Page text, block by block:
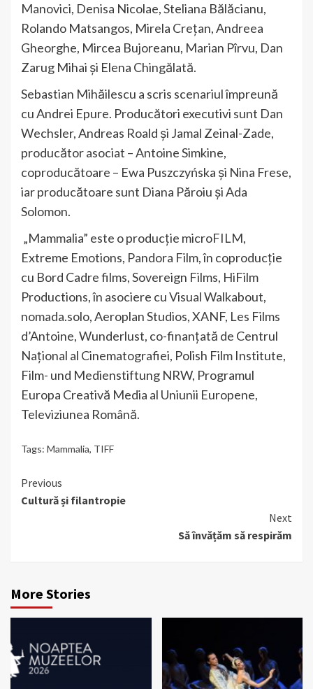
Manovici, Denisa Nicolae, Steliana Bălăcianu,
Rolando Matsangos, Mirela Crețan, Andreea
Gheorghe, Mircea Bujoreanu, Marian Pîrvu, Dan
Zarug Mihai și Elena Chingălată.
Sebastian Mihăilescu a scris scenariul împreună
cu Andrei Epure. Producători executivi sunt Dan
Wechsler, Andreas Roald și Jamal Zeinal-Zade,
producător asociat – Antoine Simkine,
coproducătoare – Ewa Puszczyńska și Nina Frese,
iar producătoare sunt Diana Păroiu și Ada
Solomon.
„Mammalia” este o producție microFILM,
Extreme Emotions, Pandora Film, în coproducție
cu Bord Cadre films, Sovereign Films, HiFilm
Productions, în asociere cu Visual Walkabout,
nomada.solo, Aeroplan Studios, XANF, Les Films
d’Antoine, Wunderlust, co-finanțată de Centrul
Național al Cinematografiei, Polish Film Institute,
Film- und Medienstiftung NRW, Programul
Europa Creativă Media al Uniunii Europene,
Televiziunea Română.
Tags: Mammalia, TIFF
Continue
Reading
Previous
Cultură și filantropie
Next
Să învățăm să respirăm
More Stories